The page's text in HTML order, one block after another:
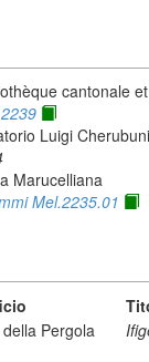
cantonale
Luigi Cherubuni
Marucelliana
Mel.2235.01
Pergola